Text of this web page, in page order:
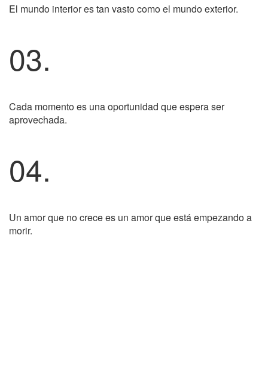
El mundo interior es tan vasto como el mundo exterior.
03.
Cada momento es una oportunidad que espera ser
aprovechada.
04.
Un amor que no crece es un amor que está empezando a
morir.